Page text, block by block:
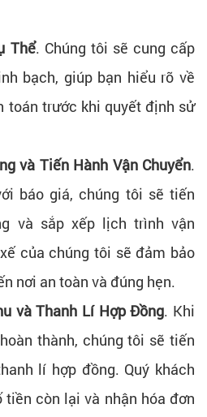
Thể. Chúng tôi sẽ cung cấp
bạch, giúp bạn hiểu rõ về
toán trước khi quyết định sử
và Tiến Hành Vận Chuyển.
báo giá, chúng tôi sẽ tiến
và sắp xếp lịch trình vận
của chúng tôi sẽ đảm bảo
nơi an toàn và đúng hẹn.
và Thanh Lí Hợp Đồng. Khi
thành, chúng tôi sẽ tiến
lí hợp đồng. Quý khách
tiền còn lại và nhận hóa đơn